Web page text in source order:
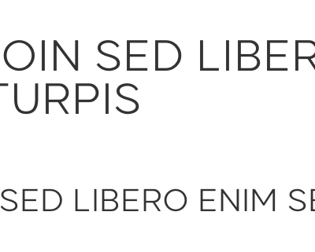
SED
LIBERO ENIM